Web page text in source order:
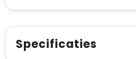
Specificaties